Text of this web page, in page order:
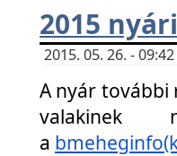
2015
2015. 05. 26. -
A nyár további
a